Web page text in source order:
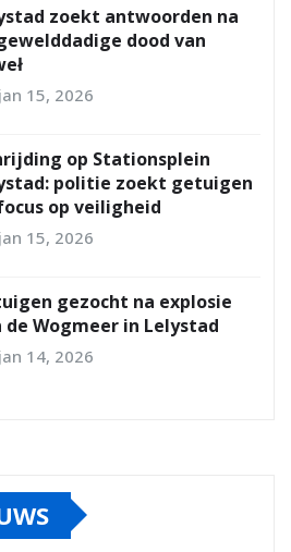
zoekt antwoorden na
dood van
jan 15, 2026
op Stationsplein
politie zoekt getuigen
op veiligheid
jan 15, 2026
gezocht na explosie
de Wogmeer in Lelystad
jan 14, 2026